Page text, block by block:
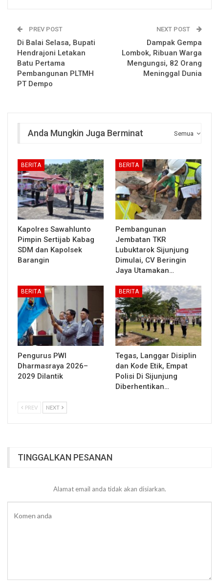
PREV POST
Di Balai Selasa, Bupati
Hendrajoni Letakan
Batu Pertama
Pembangunan PLTMH
PT Dempo
NEXT POST
Dampak Gempa
Lombok, Ribuan Warga
Mengungsi, 82 Orang
Meninggal Dunia
Semua
Anda Mungkin Juga Berminat
BERITA
Kapolres Sawahlunto
Pimpin Sertijab Kabag
SDM dan Kapolsek
Barangin
BERITA
Pembangunan
Jembatan TKR
Lubuktarok Sijunjung
Dimulai, CV Beringin
Jaya Utamakan…
BERITA
Pengurus PWI
Dharmasraya 2026–
2029 Dilantik
BERITA
Tegas, Langgar Disiplin
dan Kode Etik, Empat
Polisi Di Sijunjung
Diberhentikan…
PREV NEXT
TINGGALKAN PESANAN
Alamat email anda tidak akan disiarkan.